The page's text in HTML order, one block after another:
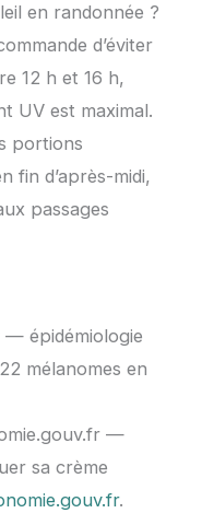
en randonnée ?
d’éviter
12 h et 16 h,
UV est maximal.
portions
fin d’après-midi,
passages
épidémiologie
mélanomes en
—
sa crème
.